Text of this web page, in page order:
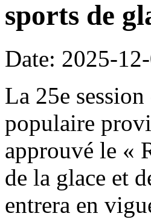
sports de
Date: 2025-
La 25e
populaire
approuvé le «
de la glace et
entrera en